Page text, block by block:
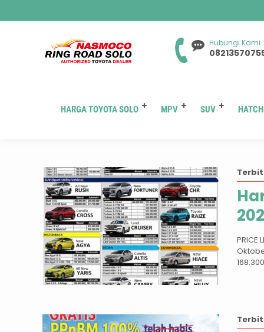
Hubungi Kami
HARGA TOYOTA SOLO MPV SUV
Terbit
PRICE
Terbit